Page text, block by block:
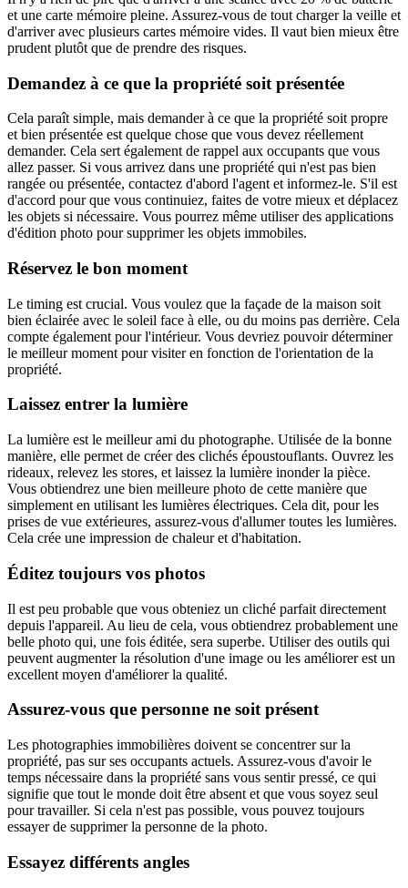
et une carte mémoire pleine. Assurez-vous de tout charger la veille et
d'arriver avec plusieurs cartes mémoire vides. Il vaut bien mieux être
prudent plutôt que de prendre des risques.
Demandez à ce que la propriété soit présentée
Cela paraît simple, mais demander à ce que la propriété soit propre
et bien présentée est quelque chose que vous devez réellement
demander. Cela sert également de rappel aux occupants que vous
allez passer. Si vous arrivez dans une propriété qui n'est pas bien
rangée ou présentée, contactez d'abord l'agent et informez-le. S'il est
d'accord pour que vous continuiez, faites de votre mieux et déplacez
les objets si nécessaire. Vous pourrez même utiliser des applications
d'édition photo pour supprimer les objets immobiles.
Réservez le bon moment
Le timing est crucial. Vous voulez que la façade de la maison soit
bien éclairée avec le soleil face à elle, ou du moins pas derrière. Cela
compte également pour l'intérieur. Vous devriez pouvoir déterminer
le meilleur moment pour visiter en fonction de l'orientation de la
propriété.
Laissez entrer la lumière
La lumière est le meilleur ami du photographe. Utilisée de la bonne
manière, elle permet de créer des clichés époustouflants. Ouvrez les
rideaux, relevez les stores, et laissez la lumière inonder la pièce.
Vous obtiendrez une bien meilleure photo de cette manière que
simplement en utilisant les lumières électriques. Cela dit, pour les
prises de vue extérieures, assurez-vous d'allumer toutes les lumières.
Cela crée une impression de chaleur et d'habitation.
Éditez toujours vos photos
Il est peu probable que vous obteniez un cliché parfait directement
depuis l'appareil. Au lieu de cela, vous obtiendrez probablement une
belle photo qui, une fois éditée, sera superbe. Utiliser des outils qui
peuvent augmenter la résolution d'une image ou les améliorer est un
excellent moyen d'améliorer la qualité.
Assurez-vous que personne ne soit présent
Les photographies immobilières doivent se concentrer sur la
propriété, pas sur ses occupants actuels. Assurez-vous d'avoir le
temps nécessaire dans la propriété sans vous sentir pressé, ce qui
signifie que tout le monde doit être absent et que vous soyez seul
pour travailler. Si cela n'est pas possible, vous pouvez toujours
essayer de supprimer la personne de la photo.
Essayez différents angles